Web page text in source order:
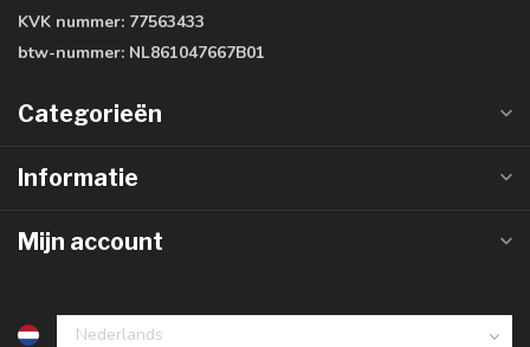
KVK nummer: 77563433
btw-nummer: NL861047667B01
Categorieën
Informatie
Mijn account